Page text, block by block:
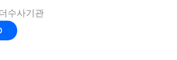
수사기관